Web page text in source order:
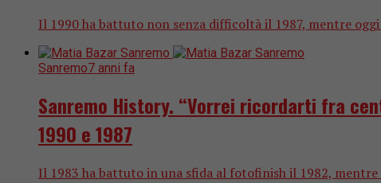
Il 1990 ha battuto non senza difficoltà il 1987, mentre
Sanremo7 anni fa
Sanremo History. “Vorrei ricordarti fra
1990 e 1987
Il 1983 ha battuto in una sfida al fotofinish il 1982,